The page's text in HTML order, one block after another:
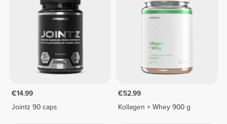
€14.99
Jointz 90 caps
€52.99
Kollagen + Whey 900 g